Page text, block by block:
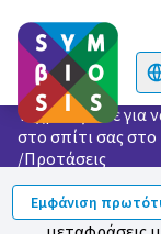
Τι χρειάζεστε
στο σπίτι σας στο
/Προτάσεις
Εμφάνιση